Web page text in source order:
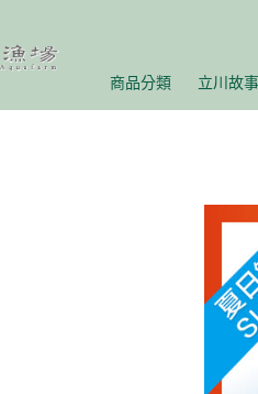
商品分類 立川故事